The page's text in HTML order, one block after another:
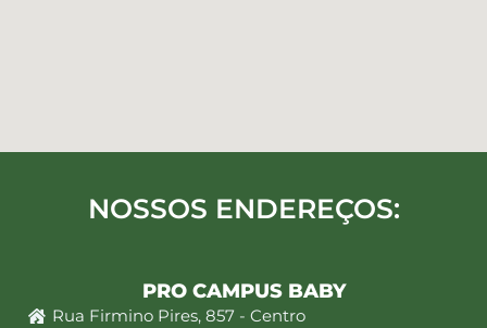
NOSSOS ENDEREÇOS:
PRO CAMPUS BABY
Rua Firmino Pires, 857 - Centro